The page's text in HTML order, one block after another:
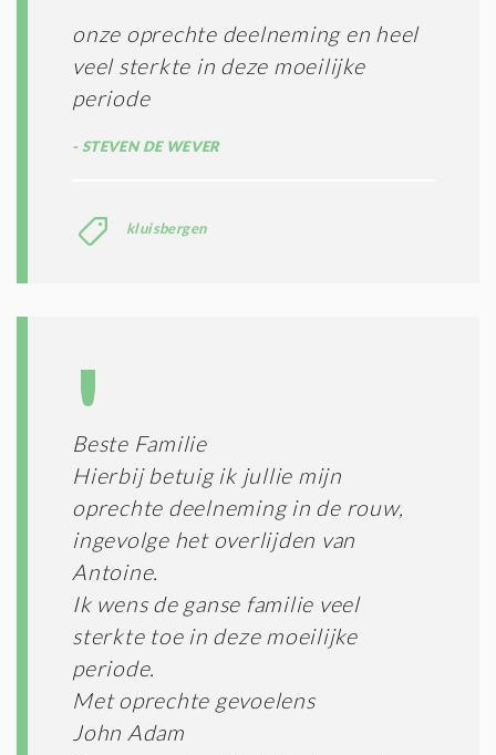
onze oprechte deelneming en heel
veel sterkte in deze moeilijke
periode
STEVEN DE WEVER
kluisbergen
Beste Familie
Hierbij betuig ik jullie mijn
oprechte deelneming in de rouw,
ingevolge het overlijden van
Antoine.
Ik wens de ganse familie veel
sterkte toe in deze moeilijke
periode.
Met oprechte gevoelens
John Adam